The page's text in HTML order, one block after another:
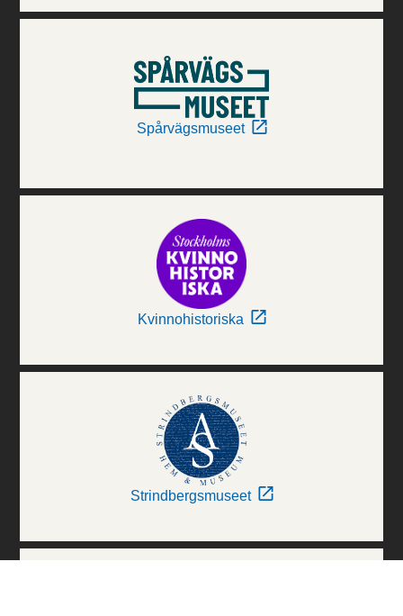
Spårvägsmuseet
Kvinnohistoriska
Strindbergsmuseet